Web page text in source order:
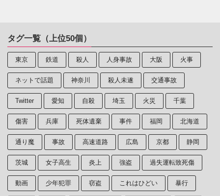
タグ一覧（上位50個）
東京 鉄道 殺人 人身事故 大阪 火事
ネットで話題 神奈川 殺人未遂 交通事故
Twitter 愛知 自殺 埼玉 火災 千葉
傷害 兵庫 死体遺棄 事件 福岡 北海道
通り魔 事故 高速道路 広島 京都 静岡
茨城 女子高生 炎上 強盗 過失運転致死傷
動画 少年犯罪 窃盗 これはひどい 暴行